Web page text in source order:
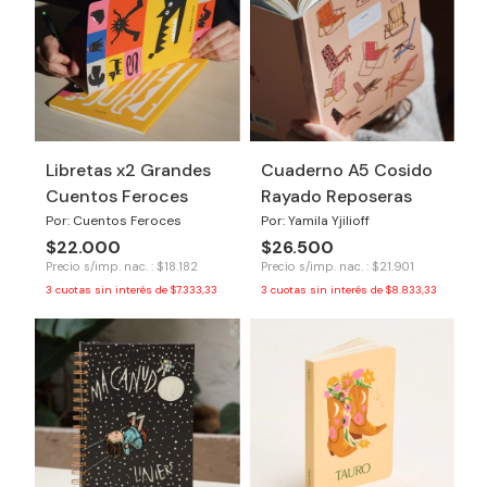
Libretas x2 Grandes
Cuentos Feroces
Por: Cuentos Feroces
$22.000
Precio s/imp. nac. : $18.182
3 cuotas sin interés de $7.333,33
Cuaderno A5 Cosido
Rayado Reposeras
Por: Yamila Yjilioff
$26.500
Precio s/imp. nac. : $21.901
3 cuotas sin interés de $8.833,33